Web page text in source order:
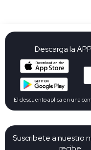
Suscribete a nuestro
Descarga la
El descuento aplica en una